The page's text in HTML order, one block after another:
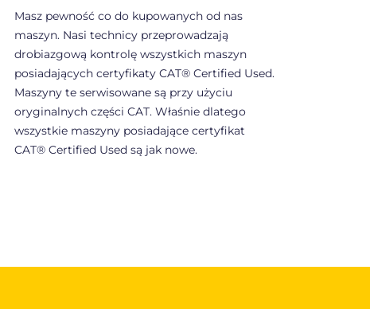
Masz pewność co do kupowanych od nas
maszyn. Nasi technicy przeprowadzają
drobiazgową kontrolę wszystkich maszyn
posiadających certyfikaty CAT® Certified Used.
Maszyny te serwisowane są przy użyciu
oryginalnych części CAT. Właśnie dlatego
wszystkie maszyny posiadające certyfikat
CAT® Certified Used są jak nowe.